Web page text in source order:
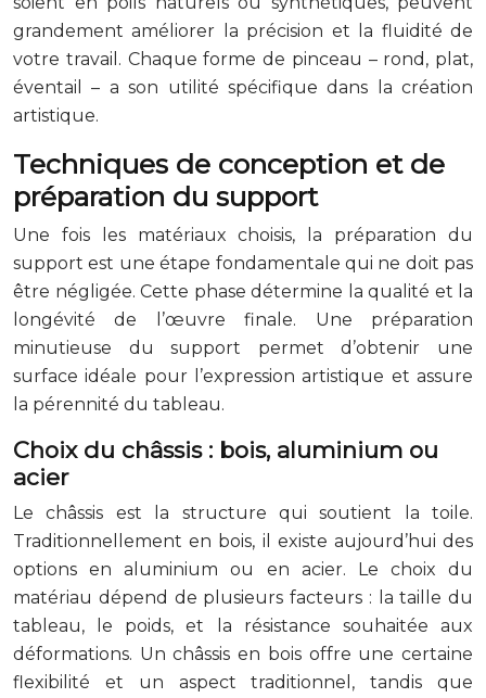
grandement améliorer la précision et la fluidité de
votre travail. Chaque forme de pinceau – rond, plat,
éventail – a son utilité spécifique dans la création
artistique.
Techniques de conception et de
préparation du support
Une fois les matériaux choisis, la préparation du
support est une étape fondamentale qui ne doit pas
être négligée. Cette phase détermine la qualité et la
longévité de l’œuvre finale. Une préparation
minutieuse du support permet d’obtenir une
surface idéale pour l’expression artistique et assure
la pérennité du tableau.
Choix du châssis : bois, aluminium ou
acier
Le châssis est la structure qui soutient la toile.
Traditionnellement en bois, il existe aujourd’hui des
options en aluminium ou en acier. Le choix du
matériau dépend de plusieurs facteurs : la taille du
tableau, le poids, et la résistance souhaitée aux
déformations. Un châssis en bois offre une certaine
flexibilité et un aspect traditionnel, tandis que